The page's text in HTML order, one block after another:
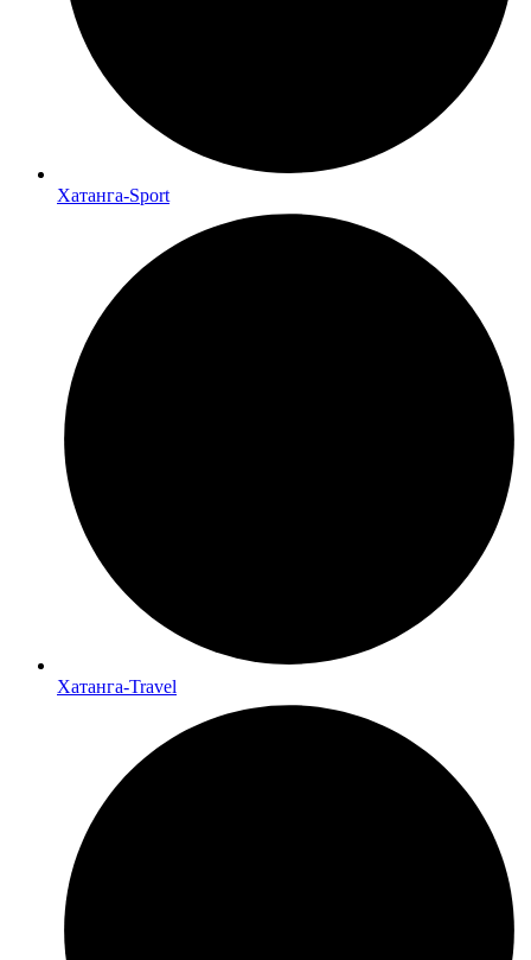
Хатанга-Sport
Хатанга-Travel